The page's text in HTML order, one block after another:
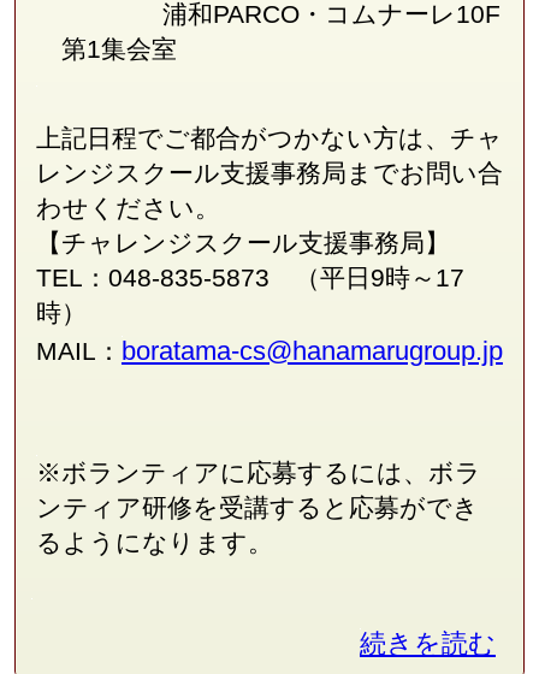
浦和PARCO・コムナーレ10F
第1集会室
上記日程でご都合がつかない方は、チャ
レンジスクール支援事務局 までお問い合
わせください。
【チャレンジスクール支援事務局】
TEL：048-835-5873 （平日9時～17
時）
MAIL： boratama-cs@hanamarugroup.jp
※ボランティアに応募するには、ボラ
ンティア研修を受講すると応募ができ
るようになります。
続きを読む